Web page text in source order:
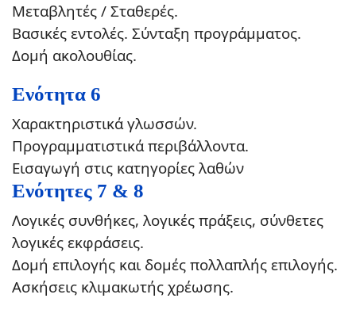
Μεταβλητές / Σταθερές.
Βασικές εντολές. Σύνταξη προγράμματος.
Δομή ακολουθίας.
Ενότητα 6
Χαρακτηριστικά γλωσσών.
Προγραμματιστικά περιβάλλοντα.
Εισαγωγή στις κατηγορίες λαθών
Ενότητες 7 & 8
Λογικές συνθήκες, λογικές πράξεις, σύνθετες
λογικές εκφράσεις.
Δομή επιλογής και δομές πολλαπλής επιλογής.
Ασκήσεις κλιμακωτής χρέωσης.